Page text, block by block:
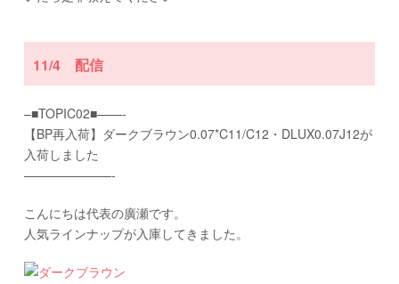
11/4 配信
–■TOPIC02■——-
【BP再入荷】ダークブラウン0.07*C11/C12・DLUX0.07J12が
入荷しました
———————-
こんにちは代表の廣瀬です。
人気ラインナップが入庫してきました。